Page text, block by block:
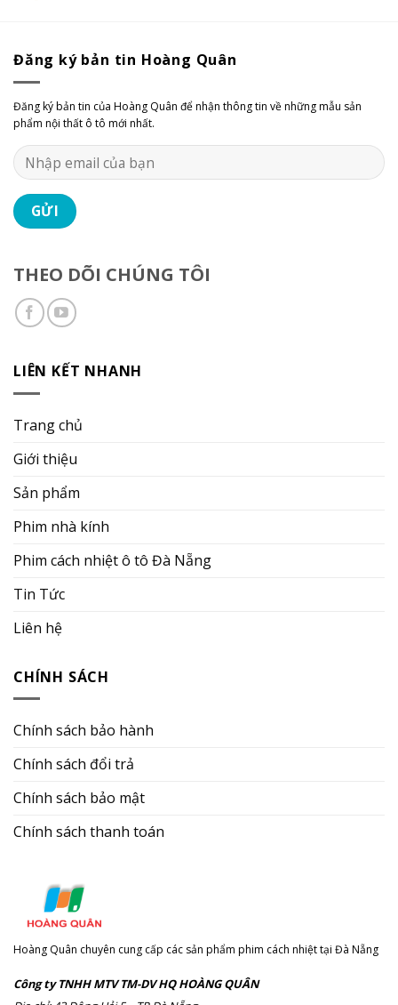
Đăng ký bản tin Hoàng Quân
Đăng ký bản tin của Hoàng Quân để nhận thông tin về những mẫu sản
phẩm nội thất ô tô mới nhất.
THEO DÕI CHÚNG TÔI
LIÊN KẾT NHANH
Trang chủ
Giới thiệu
Sản phẩm
Phim nhà kính
Phim cách nhiệt ô tô Đà Nẵng
Tin Tức
Liên hệ
CHÍNH SÁCH
Chính sách bảo hành
Chính sách đổi trả
Chính sách bảo mật
Chính sách thanh toán
Hoàng Quân chuyên cung cấp các sản phẩm phim cách nhiệt tại Đà Nẵng
Công ty TNHH MTV TM-DV HQ HOÀNG QUÂN